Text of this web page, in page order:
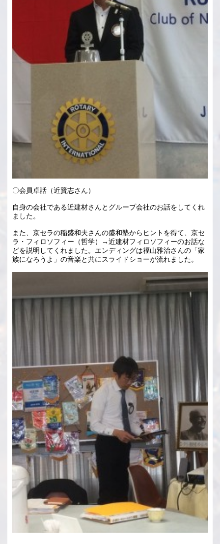
〇会員卓話（近賢志さん）
自身の会社である近建材さんとグループ会社のお話をしてくれ
ました。
また、京セラの稲盛和夫さんの盛和塾からヒントを得て、京セ
ラ・フィロソフィー（哲学）→近建材フィロソフィーのお話な
どを説明してくれました。エンディングは福山雅治さんの「家
族になろうよ」の音楽と共にスライドショーが流れました。